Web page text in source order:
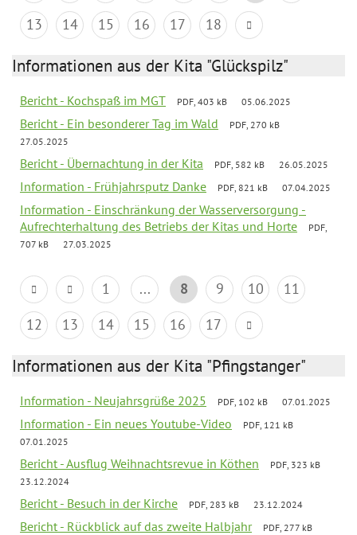
13
14 15 16 17 18
Informationen aus der Kita "Glückspilz"
Bericht - Kochspaß im MGT PDF, 403 kB 05.06.2025
Bericht - Ein besonderer Tag im Wald
PDF, 270 kB
27.05.2025
Bericht - Übernachtung in der Kita PDF, 582 kB 26.05.2025
Information - Frühjahrsputz Danke PDF, 821 kB 07.04.2025
Information - Einschränkung der Wasserversorgung -
Aufrechterhaltung des Betriebs der Kitas und Horte
PDF,
707 kB
27.03.2025
1 ... 8 9 10
11
12
13 14 15 16 17
Informationen aus der Kita "Pfingstanger"
Information - Neujahrsgrüße 2025 PDF, 102 kB 07.01.2025
Information - Ein neues Youtube-Video
PDF, 121 kB
07.01.2025
Bericht - Ausflug Weihnachtsrevue in Köthen
PDF, 323 kB
23.12.2024
Bericht - Besuch in der Kirche PDF, 283 kB 23.12.2024
Bericht - Rückblick auf das zweite Halbjahr
PDF, 277 kB